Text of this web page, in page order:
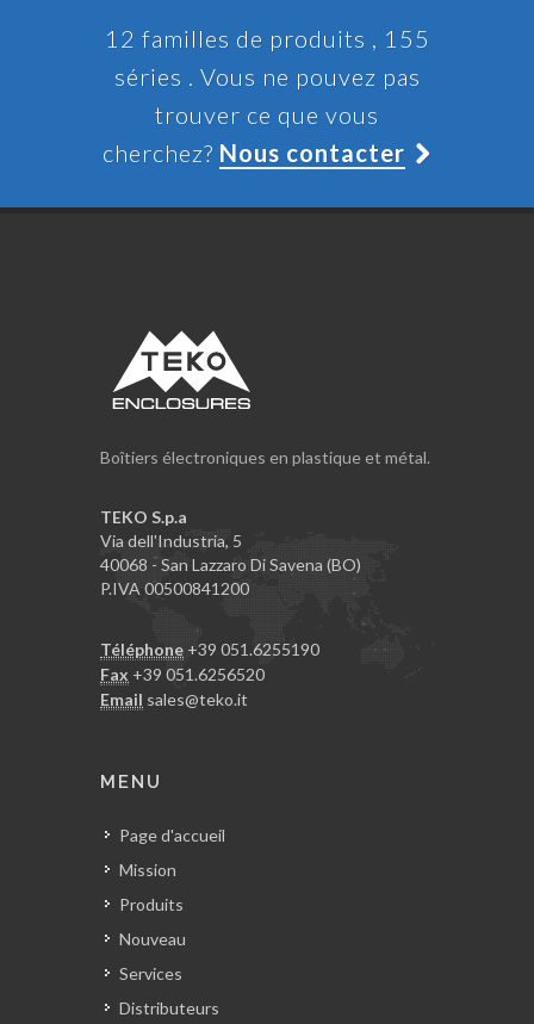
12 familles de produits , 155
séries . Vous ne pouvez pas
trouver ce que vous
cherchez? Nous contacter
Boîtiers électroniques en plastique et métal.
TEKO S.p.a
Via dell'Industria, 5
40068 - San Lazzaro Di Savena (BO)
P.IVA 00500841200
Téléphone +39 051.6255190
Fax +39 051.6256520
Email sales@teko.it
MENU
Page d'accueil
Mission
Produits
Nouveau
Services
Distributeurs